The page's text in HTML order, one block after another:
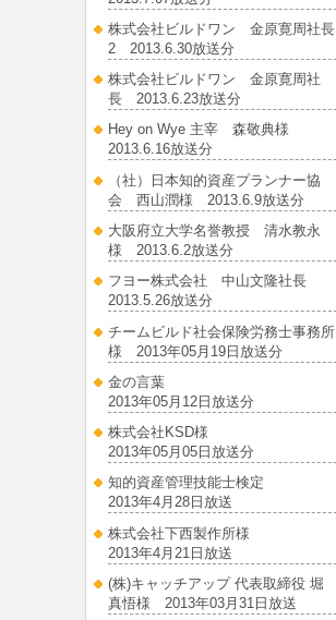
株式会社ビルドワン 金原寛周社長
2 2013.6.30放送分
株式会社ビルドワン 金原寛周社
長 2013.6.23放送分
Hey on Wye 主宰 森敬典様
2013.6.16放送分
（社）日本知的資産プランナー協
会 西山潤様 2013.6.9放送分
大阪府立大学名誉教授 清水教永
様 2013.6.2放送分
フヨー株式会社 中山文隆社長
2013.5.26放送分
チームビルド社会保険労務士事務所
様 2013年05月19日放送分
金の言葉
2013年05月12日放送分
株式会社KSD様
2013年05月05日放送分
知的資産管理技能士検定
2013年4月28日放送
株式会社下西製作所様
2013年4月21日放送
(株)キャッチアップ 代表取締役 堀
真悟様 2013年03月31日放送